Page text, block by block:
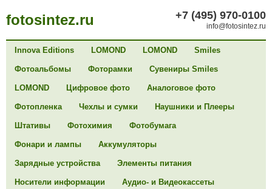
fotosintez.ru +7 (495) 970-0100
info@fotosintez.ru
Innova Editions LOMOND LOMOND Smiles
Фотоальбомы Фоторамки Сувениры Smiles
LOMOND Цифровое фото Аналоговое фото
Фотопленка Чехлы и сумки Наушники и Плееры
Штативы Фотохимия Фотобумага
Фонари и лампы Аккумуляторы
Зарядные устройства Элементы питания
Носители информации Аудио- и Видеокассеты